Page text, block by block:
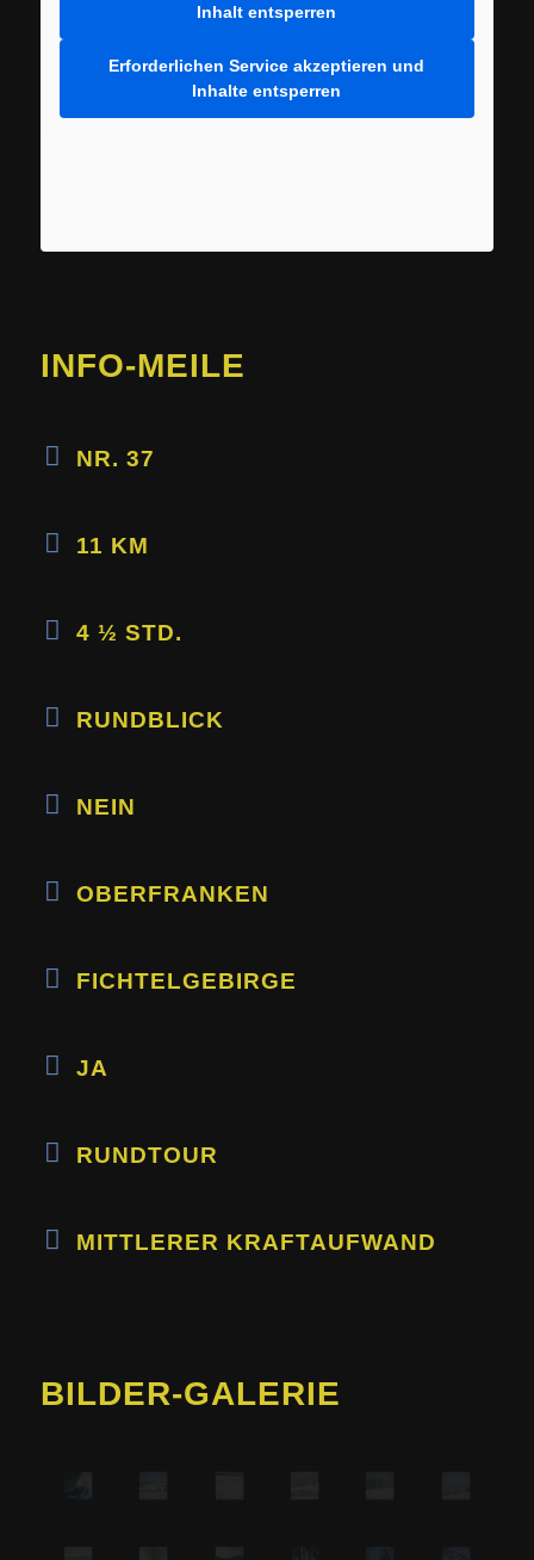
Inhalt entsperren
Erforderlichen Service akzeptieren und
Inhalte entsperren
INFO-MEILE
NR. 37
11 KM
4 ½ STD.
RUNDBLICK
NEIN
OBERFRANKEN
FICHTELGEBIRGE
JA
RUNDTOUR
MITTLERER KRAFTAUFWAND
BILDER-GALERIE